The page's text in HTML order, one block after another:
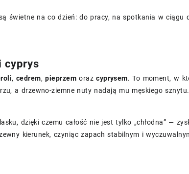
świetne na co dzień: do pracy, na spotkania w ciągu
cyprys
, cedrem,pieprzemorazcyprysem. To moment, w
a drzewno-ziemne nuty nadają mu męskiego sznytu.
dzięki czemu całość nie jest tylko „chłodna” —
kierunek, czyniąc zapach stabilnym i